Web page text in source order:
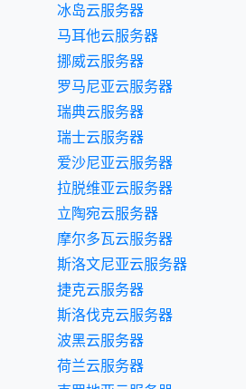
冰岛云服务器
马耳他云服务器
挪威云服务器
罗马尼亚云服务器
瑞典云服务器
瑞士云服务器
爱沙尼亚云服务器
拉脱维亚云服务器
立陶宛云服务器
摩尔多瓦云服务器
斯洛文尼亚云服务器
捷克云服务器
斯洛伐克云服务器
波黑云服务器
荷兰云服务器